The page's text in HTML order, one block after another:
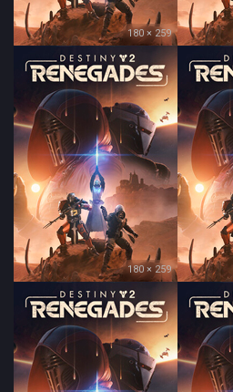
180 × 259
180 × 259